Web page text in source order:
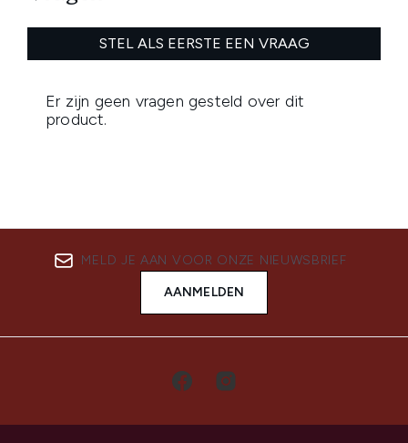
MELD JE AAN VOOR ONZE NIEUWSBRIEF
AANMELDEN